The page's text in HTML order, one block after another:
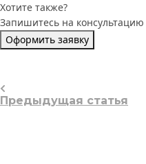
Хотите также?
Запишитесь на
Оформить заявку
Предыдущая статья